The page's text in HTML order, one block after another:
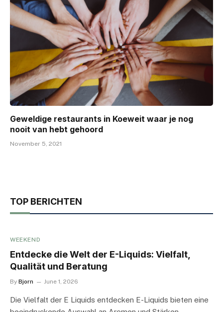
Geweldige restaurants in Koeweit waar je nog
nooit van hebt gehoord
November 5, 2021
TOP BERICHTEN
WEEKEND
Entdecke die Welt der E-Liquids: Vielfalt,
Qualität und Beratung
By Bjorn June 1, 2026
Die Vielfalt der E Liquids entdecken E-Liquids bieten eine